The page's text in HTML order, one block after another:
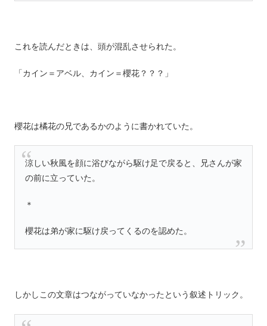
これを読んだときは、頭が混乱させられた。
「カイン＝アベル、カイン＝櫻花？？？」
櫻花は橘花の兄であるかのように書かれていた。
涼しい秋風を顔に浴びながら駆け足で戻ると、兄さんが家
の前に立っていた。
＊
櫻花は弟が家に駆け戻ってくるのを認めた。
しかしこの文章はつながっていなかったという叙述トリック。